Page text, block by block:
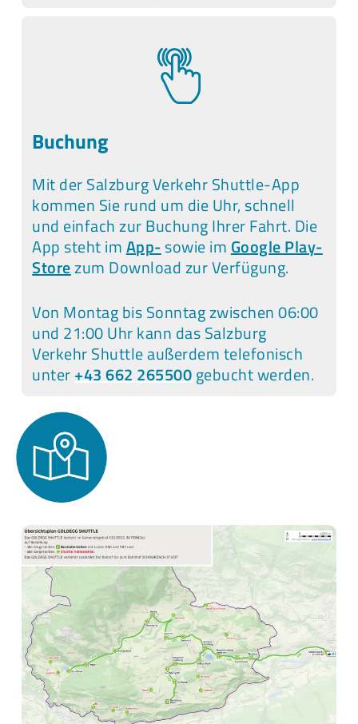
Buchung
Mit der Salzburg Verkehr Shuttle-App
kommen Sie rund um die Uhr, schnell
und einfach zur Buchung Ihrer Fahrt. Die
App steht imApp-sowie imGoogle Play-
Storezum Download zur Verfügung.
Von Montag bis Sonntag zwischen 06:00
und 21:00 Uhr kann das Salzburg
Verkehr Shuttle außerdem telefonisch
unter+43 662 265500gebucht werden.